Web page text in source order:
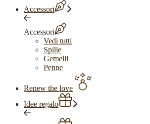
Accessori
Accessori
Vedi tutti
Spille
Gemelli
Penne
Renew the love
Idee regalo